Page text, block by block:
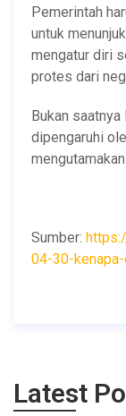
Pemerintah
untuk
mengatur diri
protes dari
Bukan
dipengaruhi
Sumber:
04-30-
Latest